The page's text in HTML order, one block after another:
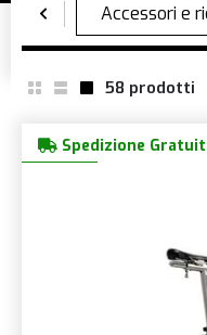
58 prodotti
Spedizione